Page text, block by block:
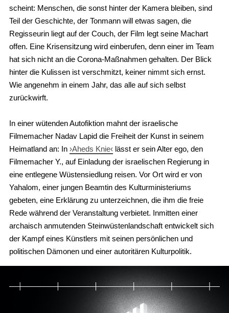
scheint: Menschen, die sonst hinter der Kamera bleiben, sind
Teil der Geschichte, der Tonmann will etwas sagen, die
Regisseurin liegt auf der Couch, der Film legt seine Machart
offen. Eine Krisensitzung wird einberufen, denn einer im Team
hat sich nicht an die Corona-Maßnahmen gehalten. Der Blick
hinter die Kulissen ist verschmitzt, keiner nimmt sich ernst.
Wie angenehm in einem Jahr, das alle auf sich selbst
zurückwirft.
In einer wütenden Autofiktion mahnt der israelische
Filmemacher Nadav Lapid die Freiheit der Kunst in seinem
Heimatland an: In ›Aheds Knie‹lässt er sein Alter ego, den
Filmemacher Y., auf Einladung der israelischen Regierung in
eine entlegene Wüstensiedlung reisen. Vor Ort wird er von
Yahalom, einer jungen Beamtin des Kulturministeriums
gebeten, eine Erklärung zu unterzeichnen, die ihm die freie
Rede während der Veranstaltung verbietet. Inmitten einer
archaisch anmutenden Steinwüstenlandschaft entwickelt sich
der Kampf eines Künstlers mit seinen persönlichen und
politischen Dämonen und einer autoritären Kulturpolitik.